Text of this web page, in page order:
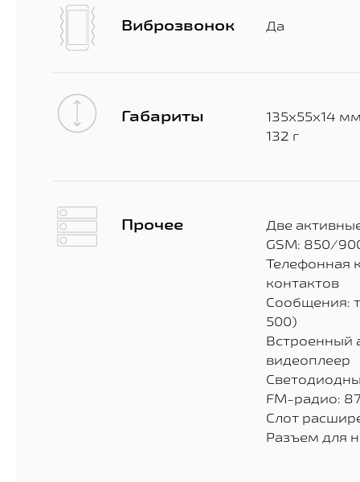
Виброзвонок Да
Габариты
135х55х14
132 г
Прочее
Две
GSM: 850/
Телефонная
контактов
Сообщения:
500)
Встроенный
видеоплеер
FM-радио:
Слот
Разъем для